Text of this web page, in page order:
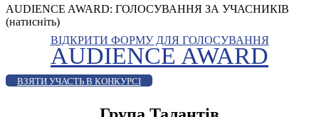
AUDIENCE AWARD: ГОЛОСУВАННЯ ЗА УЧАСНИКІВ
(натисніть)
ВІДКРИТИ ФОРМУ ДЛЯ ГОЛОСУВАННЯ
AUDIENCE AWARD
ВЗЯТИ УЧАСТЬ В КОНКУРСІ